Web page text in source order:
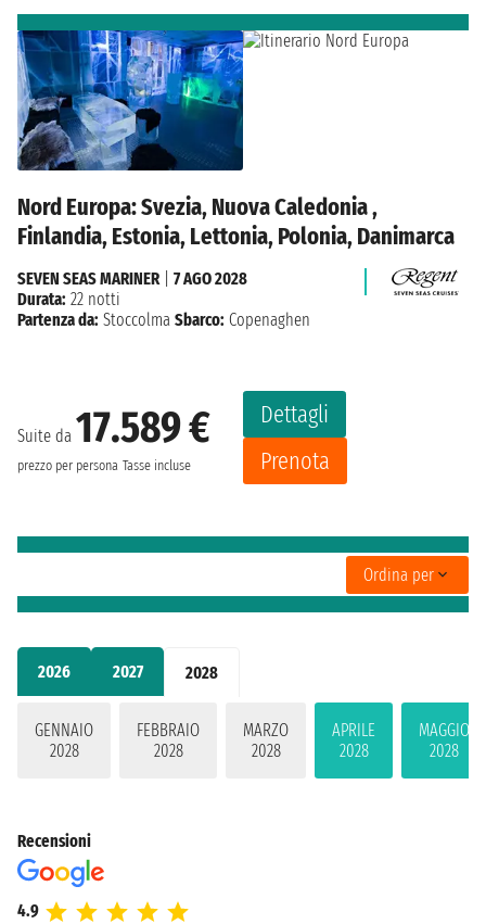
2026 2027 2028
GENNAIO
2028
FEBBRAIO
2028
MARZO
2028
APRILE
2028
MAGGIO
2028
Nord Europa: Svezia, Nuova Caledonia ,
Finlandia, Estonia, Lettonia, Polonia, Danimarca
Suite da 17.589 €
prezzo per persona Tasse incluse
Dettagli
Prenota
SEVEN SEAS MARINER| 7 AGO 2028
Durata: 22 notti
Partenza da: Stoccolma Sbarco: Copenaghen
Ordina per
Recensioni
4.9